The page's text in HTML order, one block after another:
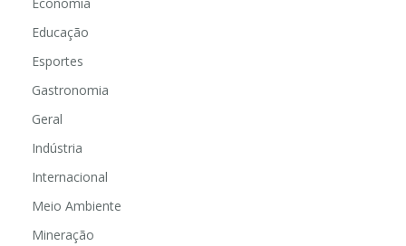
Educação
Esportes
Gastronomia
Geral
Indústria
Internacional
Meio Ambiente
Mineração